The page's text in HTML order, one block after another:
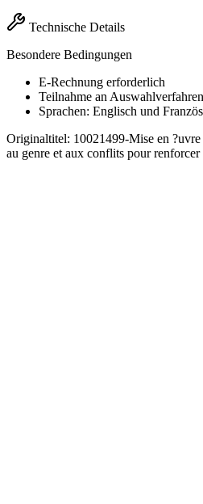
Technische Details
Besondere Bedingungen
E-Rechnung erforderlich
Teilnahme an
Sprachen: Englisch und
Originaltitel: 10021499-Mise en
au genre et aux conflits pour